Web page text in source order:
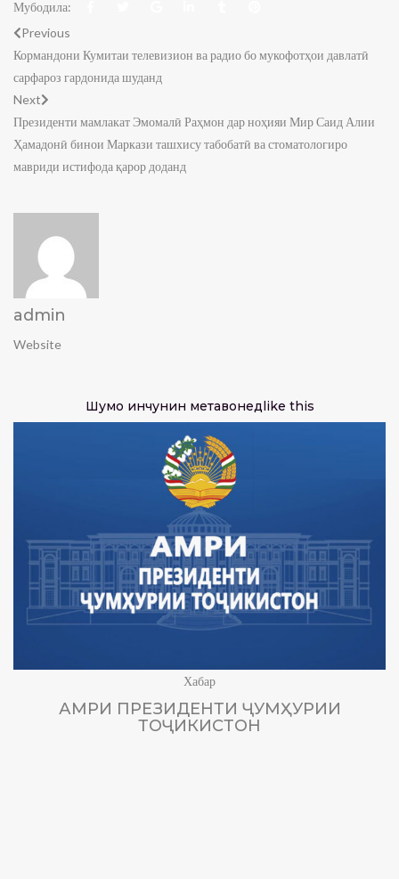
Мубодила:
Previous
Кормандони Кумитаи телевизион ва радио бо мукофотҳои давлатӣ
сарфароз гардонида шуданд
Next
Президенти мамлакат Эмомалӣ Раҳмон дар ноҳияи Мир Саид Алии
Ҳамадонӣ бинои Маркази ташхису табобатӣ ва стоматологиро
мавриди истифода қарор доданд
admin
Website
Шумо инчунин метавонедlike this
Хабар
АМРИ ПРЕЗИДЕНТИ ҶУМҲУРИИ
ТОҶИКИСТОН